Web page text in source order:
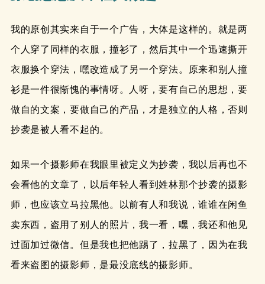
我的原创其实来自于一个广告，大体是这样的。就是两
个人穿了同样的衣服，撞衫了，然后其中一个迅速撕开
衣服换个穿法，嘿改造成了另一个穿法。原来和别人撞
衫是一件很惭愧的事情呀。人呀，要有自己的思想，要
做自的文案，要做自己的产品，才是独立的人格，否则
抄袭是被人看不起的。
如果一个摄影师在我眼里被定义为抄袭，我以后再也不
会看他的文章了，以后年轻人看到姓林那个抄袭的摄影
师，也应该立马拉黑他。以前有人和我说，谁谁在闲鱼
卖东西，盗用了别人的照片，我一看，嘿，我还和他见
过面加过微信。但是我也把他踢了，拉黑了，因为在我
看来盗图的摄影师，是最没底线的摄影师。